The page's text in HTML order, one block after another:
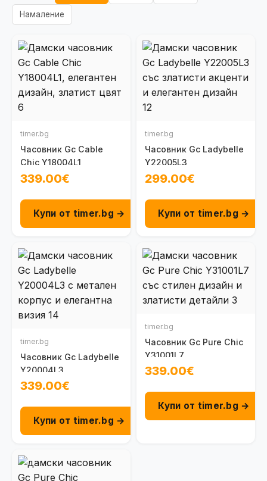
Намаление
timer.bg
Часовник Gc Cable
Chic Y18004L1
339.00€
Купи от timer.bg →
timer.bg
Часовник Gc Ladybelle
Y22005L3
299.00€
Купи от timer.bg →
timer.bg
Часовник Gc Ladybelle
Y20004L3
339.00€
Купи от timer.bg →
timer.bg
Часовник Gc Pure Chic
Y31001L7
339.00€
Купи от timer.bg →